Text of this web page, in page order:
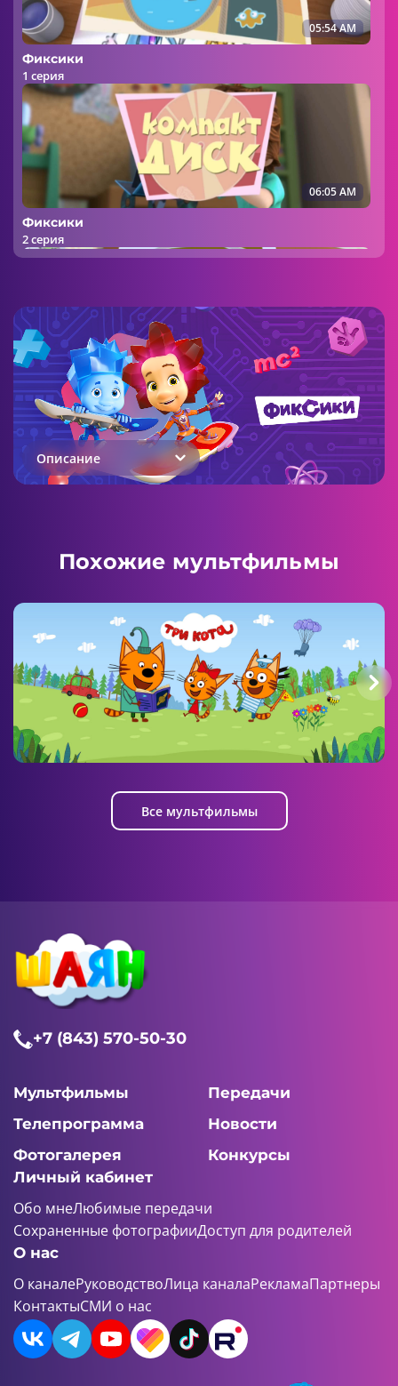
05:54 AM
Фиксики
1 серия
06:05 AM
Фиксики
2 серия
06:00 AM
Фиксики
3 серия
4 серия
06:07 AM
Фиксики
5 серия
Фиксики
Фиксики
Описание
Похожие мультфильмы
Все мультфильмы
+7 (843) 570-50-30
Мультфильмы
Передачи
Телепрограмма
Новости
Фотогалерея
Конкурсы
Личный кабинет
Обо мнеЛюбимые передачи
Сохраненные фотографииДоступ для родителей
О нас
О каналеРуководствоЛица каналаРекламаПартнеры
КонтактыСМИ о нас